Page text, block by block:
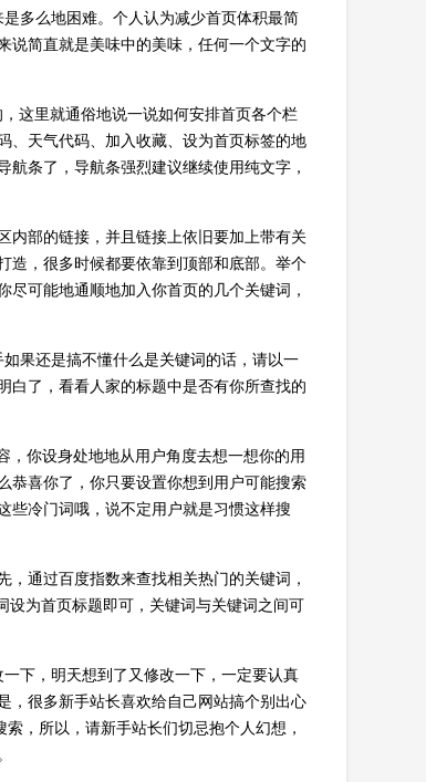
多么地困难。个人认为减少首页体积最简
说简直就是美味中的美味，任何一个文字的
这里就通俗地说一说如何安排首页各个栏
、天气代码、加入收藏、设为首页标签的地
条了，导航条强烈建议继续使用纯文字，
内部的链接，并且链接上依旧要加上带有关
造，很多时候都要依靠到顶部和底部。举个
可能地通顺地加入你首页的几个关键词，
果还是搞不懂什么是关键词的话，请以一
白了，看看人家的标题中是否有你所查找的
，你设身处地地从用户角度去想一想你的用
恭喜你了，你只要设置你想到用户可能搜索
些冷门词哦，说不定用户就是习惯这样搜
通过百度指数来查找相关热门的关键词，
设为首页标题即可，关键词与关键词之间可
下，明天想到了又修改一下，一定要认真
，很多新手站长喜欢给自己网站搞个别出心
，所以，请新手站长们切忌抱个人幻想，